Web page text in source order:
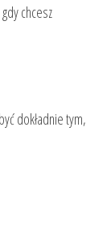
chcesz
dokładnie tym,